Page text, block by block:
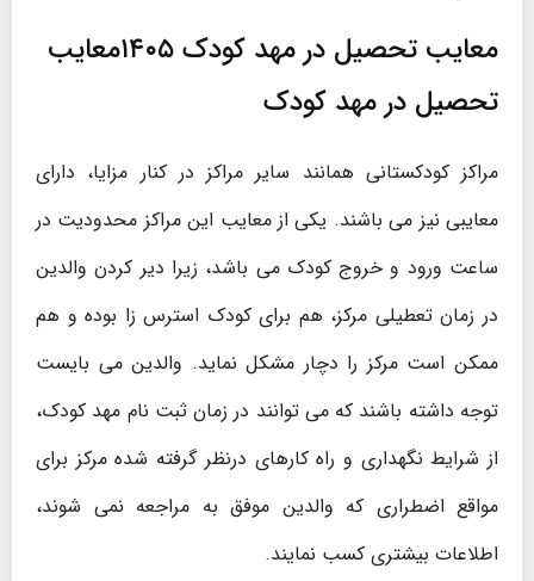
معایب تحصیل در مهد کودک ۱۴۰۵معایب
تحصیل در مهد کودک
مراکز کودکستانی همانند سایر مراکز در کنار مزایا، دارای
معایبی نیز می باشند. یکی از معایب این مراکز محدودیت در
ساعت ورود و خروج کودک می باشد، زیرا دیر کردن والدین
در زمان تعطیلی مرکز، هم برای کودک استرس زا بوده و هم
ممکن است مرکز را دچار مشکل نماید. والدین می بایست
توجه داشته باشند که می توانند در زمان ثبت نام مهد کودک،
از شرایط نگهداری و راه کارهای درنظر گرفته شده مرکز برای
مواقع اضطراری که والدین موفق به مراجعه نمی شوند،
اطلاعات بیشتری کسب نمایند.